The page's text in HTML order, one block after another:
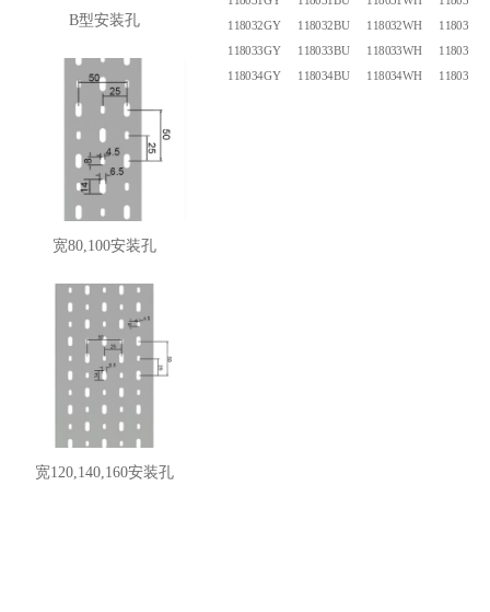
B型安装孔
宽80,100安装孔
宽120,140,160安装孔
118032GY
118032BU 118032WH
118032BK
118033GY
118033BU 118033WH
118033BK
118034GY
118034BU 118034WH 118034BK